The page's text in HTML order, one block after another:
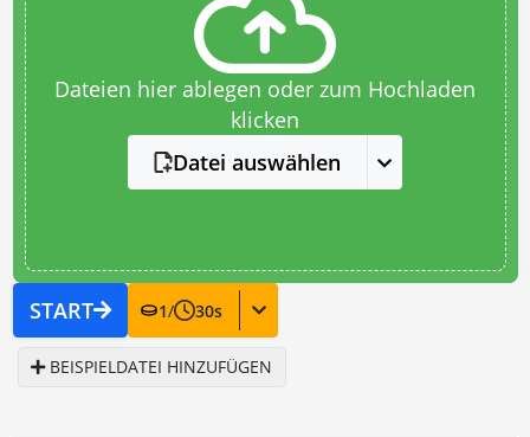
Dateien hier ablegen oder zum Hochladen
klicken
Datei auswählen
START 1/ 30s
BEISPIELDATEI HINZUFÜGEN